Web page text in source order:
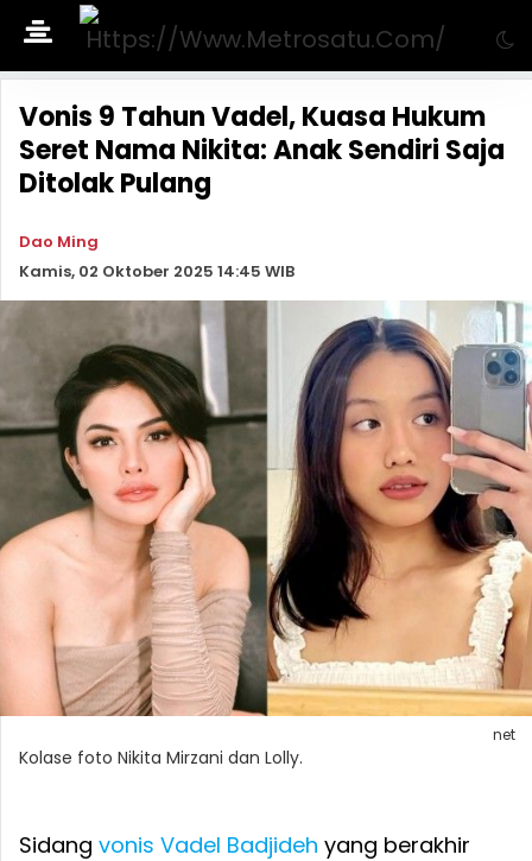
Vonis 9 Tahun Vadel, Kuasa Hukum
Seret Nama Nikita: Anak Sendiri Saja
Ditolak Pulang
Dao Ming
Kamis, 02 Oktober 2025 14:45 WIB
net
Kolase foto Nikita Mirzani dan Lolly.
Sidang vonis Vadel Badjideh yang berakhir